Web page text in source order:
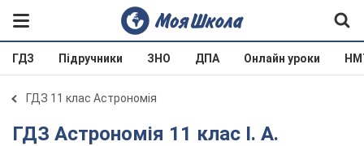
ГДЗ Підручники ЗНО ДПА Онлайн уроки
ГДЗ 11 клас Астрономія
ГДЗ Астрономія 11 клас І. А.